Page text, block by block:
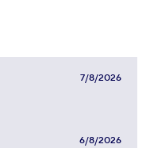
7/8/2026
6/8/2026